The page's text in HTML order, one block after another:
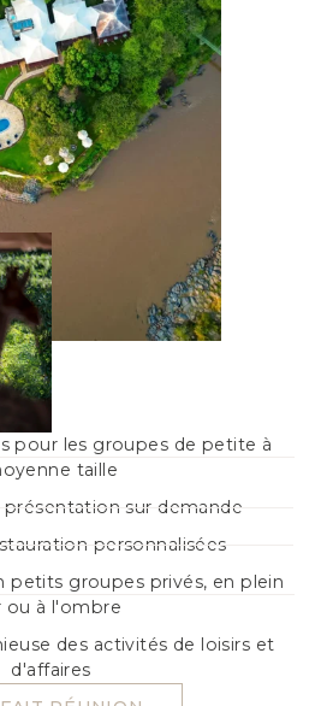
pour les groupes de petite à
taille
sur demande
personnalisées
petits groupes privés, en plein
ou à l'ombre
des activités de loisirs et
d'affaires